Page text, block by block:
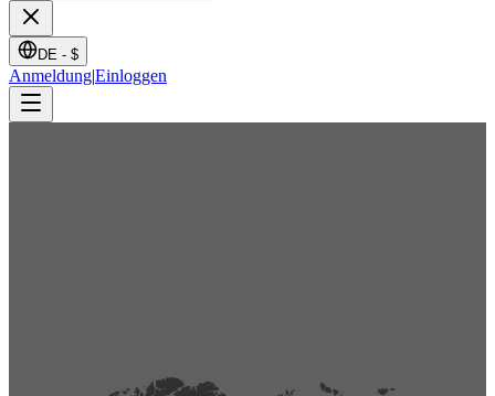
DE - $
Anmeldung|Einloggen